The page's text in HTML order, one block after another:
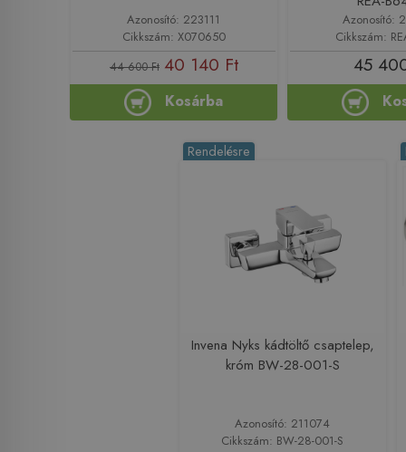
Azonosító: 223111
Cikkszám: X070650
44 600 Ft 40 140 Ft
Kosárba
Azonosító:
Cikkszám:
45
Rendelésre
Invena Nyks kádtöltő csaptelep,
króm BW-28-001-S
Azonosító: 211074
Cikkszám: BW-28-001-S